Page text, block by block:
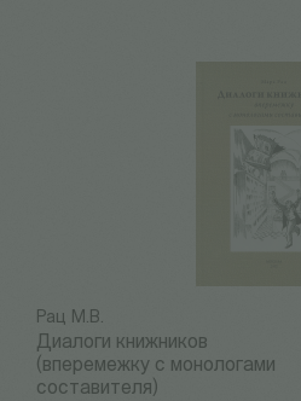
Рац М.В.
Диалоги книжников
(вперемежку с монологами
составителя)